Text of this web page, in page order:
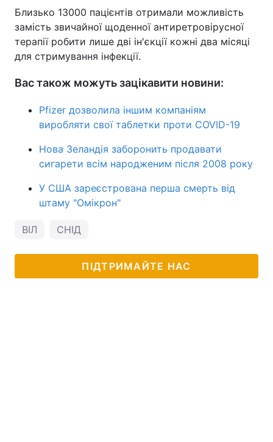
Близько 13000 пацієнтів отримали можливість
замість звичайної щоденної антиретровірусної
терапії робити лише дві ін'єкції кожні два місяці
для стримування інфекції.
Вас також можуть зацікавити новини:
Pfizer дозволила іншим компаніям
виробляти свої таблетки проти COVID-19
Нова Зеландія заборонить продавати
сигарети всім народженим після 2008 року
У США зареєстрована перша смерть від
штаму "Омікрон"
ВІЛ СНІД
ПІДТРИМАЙТЕ НАС